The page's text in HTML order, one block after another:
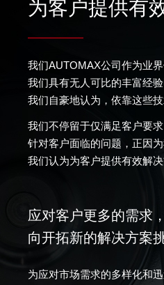
为客户提供有
我们AUTOMAX公司作为业
我们具有无人可比的丰富经验
我们自豪地认为，依靠这些
我们不停留于仅满足客户要求
针对客户面临的问题，正因
我们认为为客户提供有效解
应对客户更多的需求，
向开拓新的解决方案挑
为应对市场需求的多样化和迅